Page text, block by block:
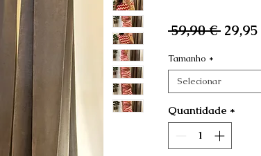
59,90 € Preço
Tamanho *
Selecionar
Quantidade *